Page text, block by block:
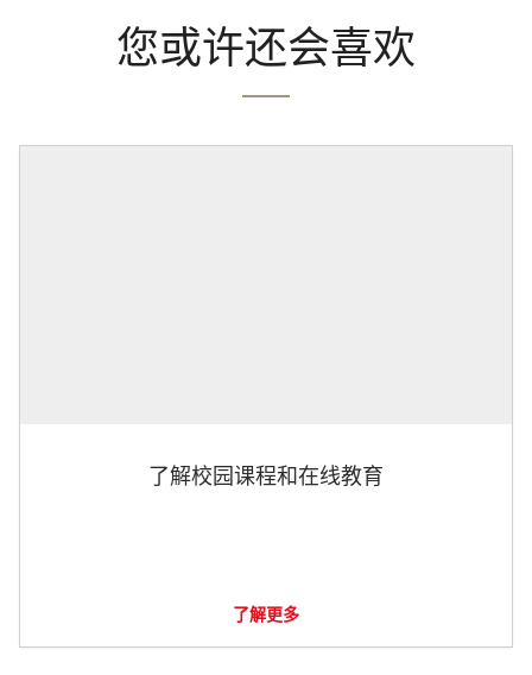
您或许还会喜欢
了解校园课程和在线教育
了解更多